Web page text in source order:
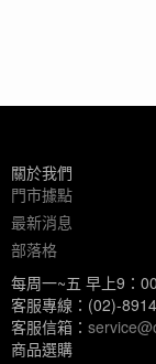
關於我們
門市據點
最新消息
部落格
每周一~五 早上9：
客服專線：(02)-
客服信箱：
商品選購